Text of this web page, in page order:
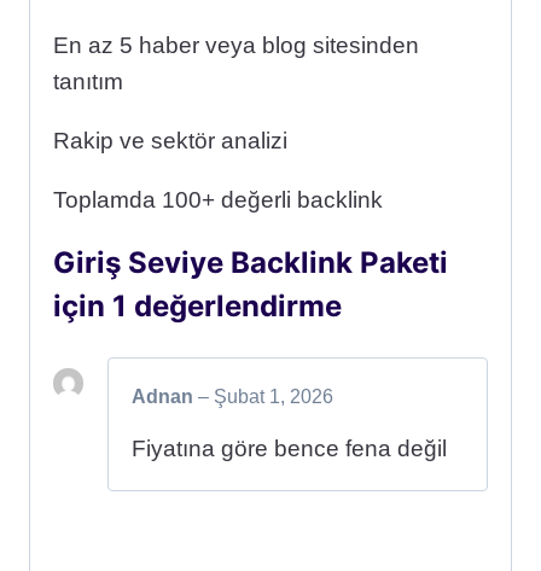
En az 5 haber veya blog sitesinden
tanıtım
Rakip ve sektör analizi
Toplamda 100+ değerli backlink
Giriş Seviye Backlink Paketi
için 1 değerlendirme
Adnan – Şubat 1, 2026
Fiyatına göre bence fena değil